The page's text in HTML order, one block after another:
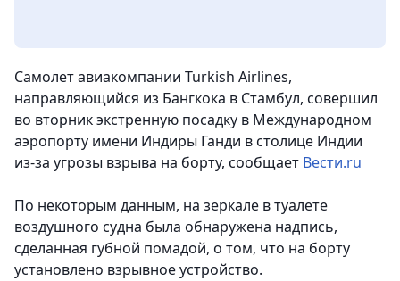
Самолет авиакомпании Turkish Airlines,
направляющийся из Бангкока в Стамбул, совершил
во вторник экстренную посадку в Международном
аэропорту имени Индиры Ганди в столице Индии
из-за угрозы взрыва на борту, сообщает Вести.ru
По некоторым данным, на зеркале в туалете
воздушного судна была обнаружена надпись,
сделанная губной помадой, о том, что на борту
установлено взрывное устройство.